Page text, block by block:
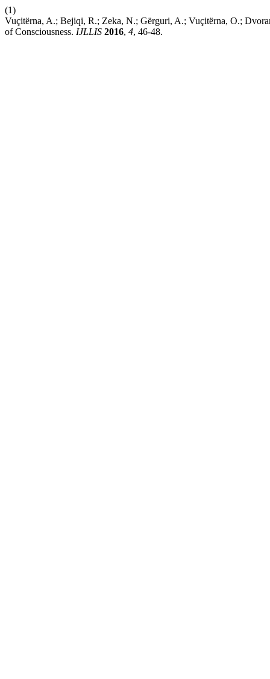
(1)
Vuçitërna, A.; Bejiqi, R.; Zeka, N.; Gërguri, A.; Vuçitërna, O.;
of Consciousness. IJLLIS 2016, 4, 46-48.